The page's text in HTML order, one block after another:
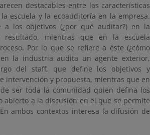
destacables entre las características
escuela y la ecoauditoría en la empresa.
los objetivos (¿por qué auditar?) en la
mientras que en la escuela
Por lo que se refiere a éste (¿cómo
la industria audita un agente exterior,
del staff, que define los objetivos y
intervención y propuesta, mientras que en
ser toda la comunidad quien defina los
abierto a la discusión en el que se permite
ambos contextos interesa la difusión de